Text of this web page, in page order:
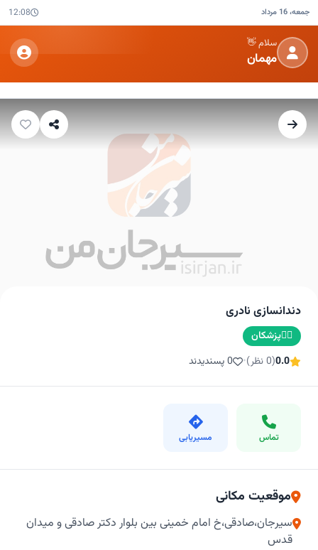
جمعه، 16 مرداد 12:08
سلام 👋
مهمان
دندانسازی نادری
👨‍⚕️پزشکان
0.0(0 نظر) • 0 پسندیدند
تماس مسیریابی
موقعیت مکانی
سیرجان،صادقی،خ امام خمینی بین بلوار دکتر صادقی و میدان
قدس